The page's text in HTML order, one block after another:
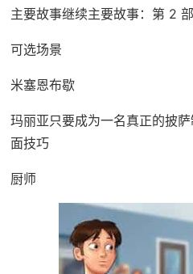
主要故事继续主要故事：第 2 部
可选场景
米塞恩布歇
玛丽亚只要成为一名真正的披
面技巧
厨师